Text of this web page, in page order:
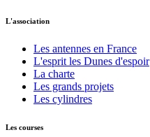
L'association
Les antennes en France
L'esprit les Dunes d'espoir
La charte
Les grands projets
Les cylindres
Les courses